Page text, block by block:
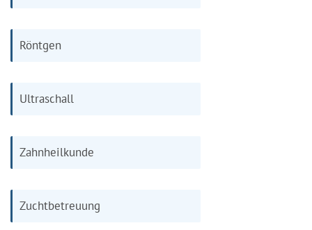
Röntgen
Ultraschall
Zahnheilkunde
Zuchtbetreuung